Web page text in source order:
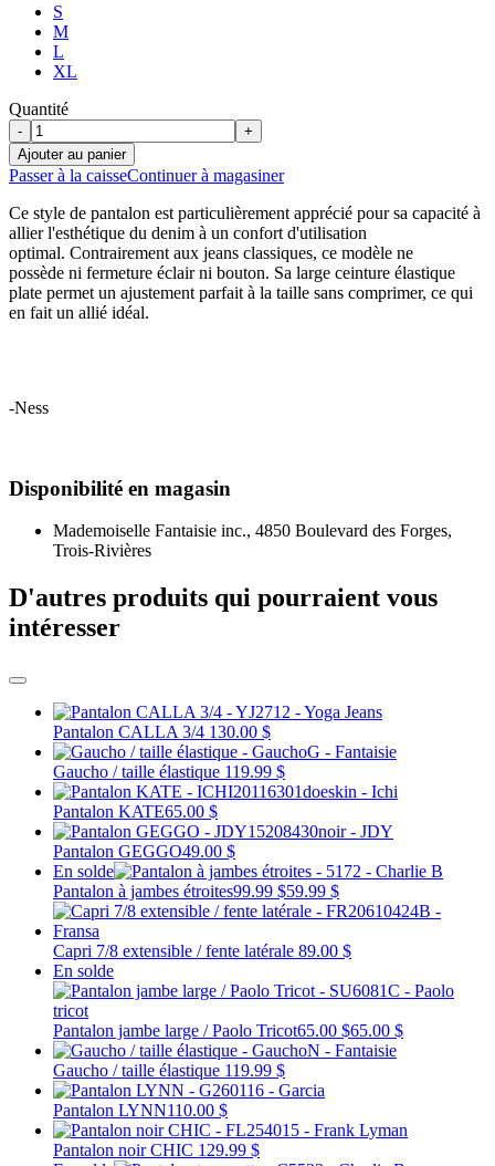
S
M
L
XL
Quantité
-
+
Ajouter au panier
Passer à la caisseContinuer à magasiner
Ce style de pantalon est particulièrement apprécié pour sa capacité à
allier l'esthétique du denim à un confort d'utilisation
optimal. Contrairement aux jeans classiques, ce modèle ne
possède ni fermeture éclair ni bouton. Sa large ceinture élastique
plate permet un ajustement parfait à la taille sans comprimer, ce qui
en fait un allié idéal.
-Ness
Disponibilité en magasin
Mademoiselle Fantaisie inc., 4850 Boulevard des Forges,
Trois-Rivières
D'autres produits qui pourraient vous
intéresser
Pantalon CALLA 3/4 130.00 $
Gaucho / taille élastique 119.99 $
Pantalon KATE65.00 $
Pantalon GEGGO49.00 $
En solde
Pantalon à jambes étroites99.99 $59.99 $
Capri 7/8 extensible / fente latérale 89.00 $
En solde
Pantalon jambe large / Paolo Tricot65.00 $65.00 $
Gaucho / taille élastique 119.99 $
Pantalon LYNN110.00 $
Pantalon noir CHIC 129.99 $